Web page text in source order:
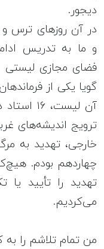
دیجور.
در آن روزهای ترس و
و ما به تدریس
فضای مجازی لیستی
گویا یکی از
آن لیست،
ترویج اندیشه‌های
خارجی، تهدید به
چهاردهم بودم.
تهدید را تأیید یا
می‌کردیم.
من تمام تلاشم را به